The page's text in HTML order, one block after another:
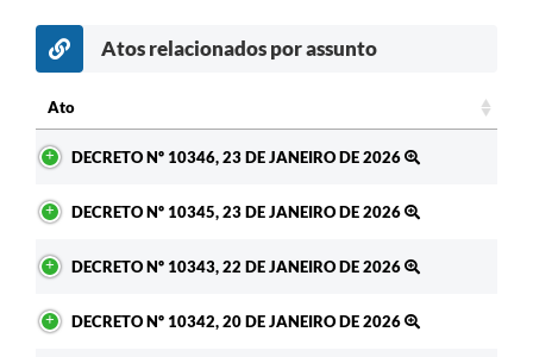
Atos relacionados por assunto
Ato
DECRETO Nº 10346, 23 DE JANEIRO DE 2026
DECRETO Nº 10345, 23 DE JANEIRO DE 2026
DECRETO Nº 10343, 22 DE JANEIRO DE 2026
DECRETO Nº 10342, 20 DE JANEIRO DE 2026